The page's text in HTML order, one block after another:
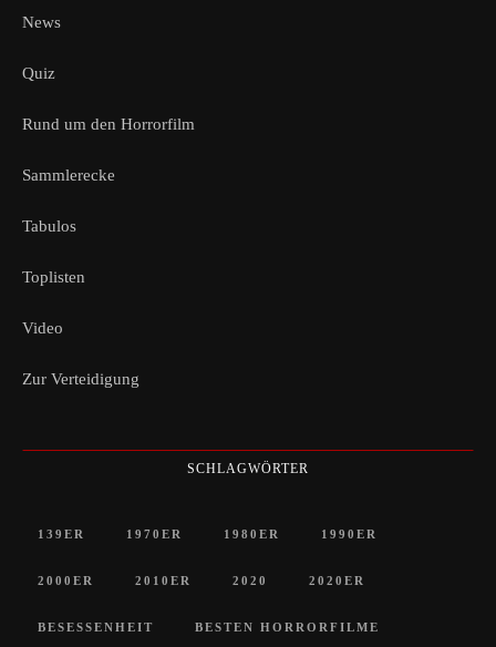
News
Quiz
Rund um den Horrorfilm
Sammlerecke
Tabulos
Toplisten
Video
Zur Verteidigung
SCHLAGWÖRTER
139ER 1970ER 1980ER 1990ER
2000ER 2010ER 2020 2020ER
BESESSENHEIT BESTEN HORRORFILME